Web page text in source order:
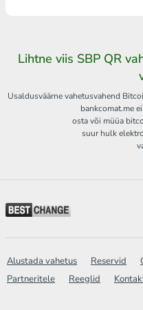
Lihtne viis SBP QR
Usaldusväärne vahetusvahend
bankcomat.me
osta või müüa
suur hulk
Alustada vahetus Reservid
Partneritele
Reeglid